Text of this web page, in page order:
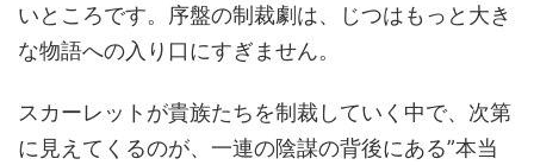
いところです。序盤の制裁劇は、じつはもっと大き
な物語への入り口にすぎません。
スカーレットが貴族たちを制裁していく中で、次第
に見えてくるのが、一連の陰謀の背後にある”本当